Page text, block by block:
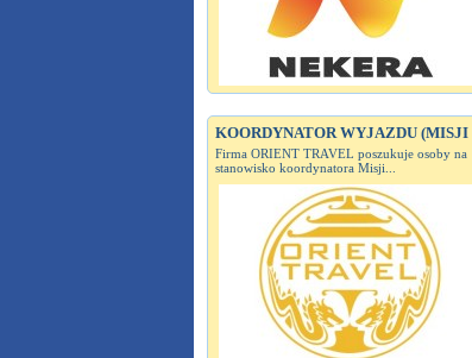
KOORDYNATOR WYJAZDU (MISJI
Firma ORIENT TRAVEL poszukuje osoby na
stanowisko koordynatora Misji...